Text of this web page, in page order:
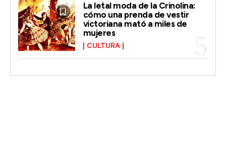
La letal moda de la Crinolina:
cómo una prenda de vestir
victoriana mató a miles de
mujeres
CULTURA